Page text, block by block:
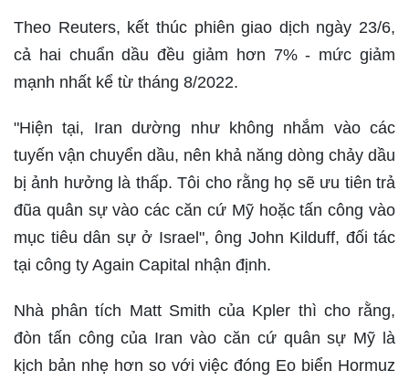
Theo Reuters, kết thúc phiên giao dịch ngày 23/6,
cả hai chuẩn dầu đều giảm hơn 7% - mức giảm
mạnh nhất kể từ tháng 8/2022.
"Hiện tại, Iran dường như không nhắm vào các
tuyến vận chuyển dầu, nên khả năng dòng chảy dầu
bị ảnh hưởng là thấp. Tôi cho rằng họ sẽ ưu tiên trả
đũa quân sự vào các căn cứ Mỹ hoặc tấn công vào
mục tiêu dân sự ở Israel", ông John Kilduff, đối tác
tại công ty Again Capital nhận định.
Nhà phân tích Matt Smith của Kpler thì cho rằng,
đòn tấn công của Iran vào căn cứ quân sự Mỹ là
kịch bản nhẹ hơn so với việc đóng Eo biển Hormuz